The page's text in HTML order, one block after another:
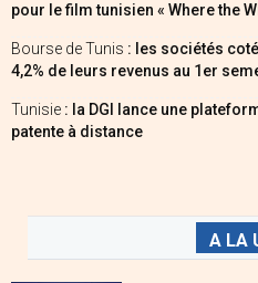
pour le film tunisien « Where the
Bourse de Tunis : les sociétés
4,2% de leurs revenus au 1er
Tunisie : la DGI lance une
patente à distance
A LA